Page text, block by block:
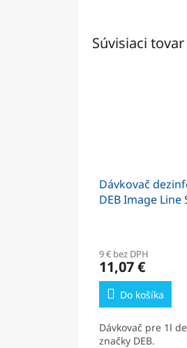
Súvisiaci tovar
Dávkovač
DEB Image Line
9 € bez DPH
11,07 €
Do košíka
Dávkovač pre 1l
značky DEB.